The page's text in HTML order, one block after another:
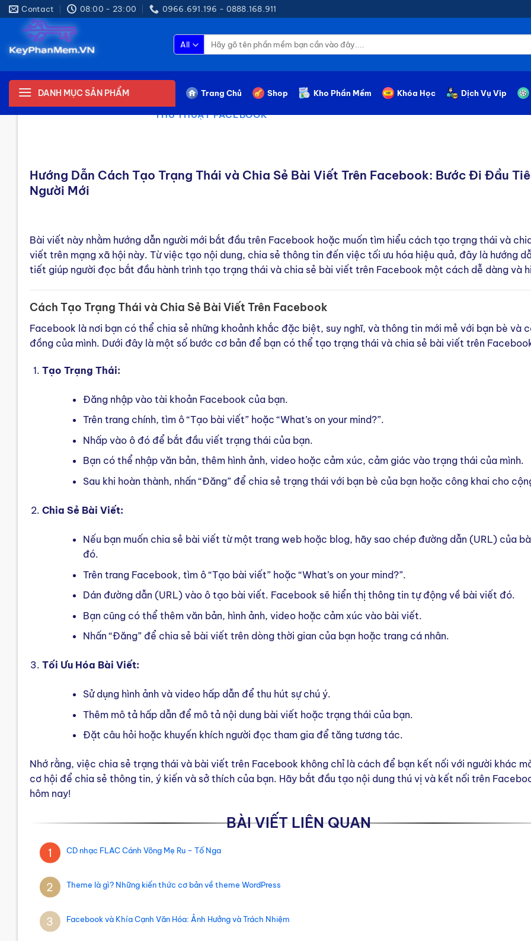
Skip
to
content
Contact 08:00 - 23:00 0966.691.196 - 0888.168.911
Tìm
kiếm:
DANH MỤC SẢN PHẨM Trang Chủ Shop Kho Phần Mềm Khóa Học Dịch Vụ Vip
THỦ THUẬT FACEBOOK
Hướng Dẫn Cách Tạo Trạng Thái và Chia Sẻ Bài Viết Trên Facebook: Bước Đi Đầu
Người Mới
Bài viết này nhằm hướng dẫn người mới bắt đầu trên Facebook hoặc muốn tìm hiểu cách tạo trạng thái và
viết trên mạng xã hội này. Từ việc tạo nội dung, chia sẻ thông tin đến việc tối ưu hóa hiệu quả, đây là hướng
tiết giúp người đọc bắt đầu hành trình tạo trạng thái và chia sẻ bài viết trên Facebook một cách dễ dàng và
Cách Tạo Trạng Thái và Chia Sẻ Bài Viết Trên Facebook
Facebook là nơi bạn có thể chia sẻ những khoảnh khắc đặc biệt, suy nghĩ, và thông tin mới mẻ với bạn bè và
đồng của mình. Dưới đây là một số bước cơ bản để bạn có thể tạo trạng thái và chia sẻ bài viết trên
Tạo Trạng Thái:
Đăng nhập vào tài khoản Facebook của bạn.
Trên trang chính, tìm ô “Tạo bài viết” hoặc “What’s on your mind?”.
Nhấp vào ô đó để bắt đầu viết trạng thái của bạn.
Bạn có thể nhập văn bản, thêm hình ảnh, video hoặc cảm xúc, cảm giác vào trạng thái của mình.
Sau khi hoàn thành, nhấn “Đăng” để chia sẻ trạng thái với bạn bè của bạn hoặc công khai cho
Chia Sẻ Bài Viết:
Nếu bạn muốn chia sẻ bài viết từ một trang web hoặc blog, hãy sao chép đường dẫn (URL) của
đó.
Trên trang Facebook, tìm ô “Tạo bài viết” hoặc “What’s on your mind?”.
Dán đường dẫn (URL) vào ô tạo bài viết. Facebook sẽ hiển thị thông tin tự động về bài viết đó.
Bạn cũng có thể thêm văn bản, hình ảnh, video hoặc cảm xúc vào bài viết.
Nhấn “Đăng” để chia sẻ bài viết trên dòng thời gian của bạn hoặc trang cá nhân.
Tối Ưu Hóa Bài Viết:
Sử dụng hình ảnh và video hấp dẫn để thu hút sự chú ý.
Thêm mô tả hấp dẫn để mô tả nội dung bài viết hoặc trạng thái của bạn.
Đặt câu hỏi hoặc khuyến khích người đọc tham gia để tăng tương tác.
Nhớ rằng, việc chia sẻ trạng thái và bài viết trên Facebook không chỉ là cách để bạn kết nối với người khác
cơ hội để chia sẻ thông tin, ý kiến và sở thích của bạn. Hãy bắt đầu tạo nội dung thú vị và kết nối trên
hôm nay!
BÀI VIẾT LIÊN QUAN
1 CD nhạc FLAC Cánh Võng Mẹ Ru – Tố Nga
2 Theme là gì? Những kiến thức cơ bản về theme WordPress
3 Facebook và Khía Cạnh Văn Hóa: Ảnh Hưởng và Trách Nhiệm